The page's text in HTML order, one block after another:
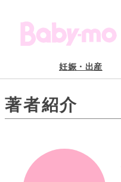
妊娠・出産
著者紹介